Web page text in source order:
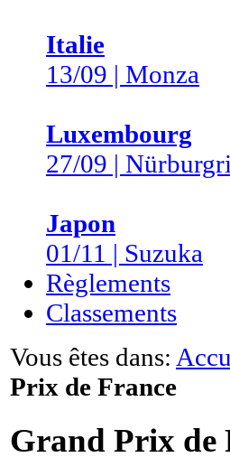
Italie
13/09 | Monza
Luxembourg
27/09 |
Japon
01/11 | Suzuka
Règlements
Classements
Vous êtes dans:
Prix de France
Grand Prix de